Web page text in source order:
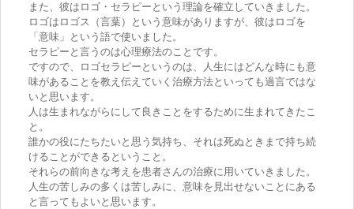
また、彼はロゴ・セラピーという理論を確立していきました。
ロゴはロゴス（言葉）という意味がありますが、彼はロゴを
「意味」という語で使いました。
セラピーと言うのは心理療法のことです。
ですので、ロゴセラピーというのは、人生にはどんな時にも意
味があることを教え伝えていく治療方法といっても過言ではな
いと思います。
人は生まれながらにして良きことをするために生まれてきたこ
と。
誰かの役にたちたいと思う気持ち、それは死ぬときまで持ち続
けることができるということ。
それらの前向きな考えを患者さんの治療に用いていきました。
人生の苦しみの多くは苦しみに、意味を見出せないことにある
と言ってもよいと思います。